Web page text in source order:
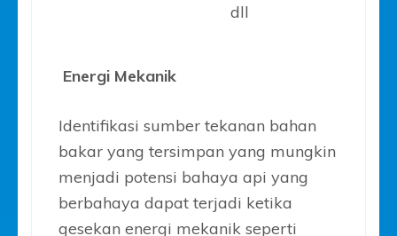
dll
Energi Mekanik
Identifikasi sumber tekanan bahan
bakar yang tersimpan yang mungkin
menjadi potensi bahaya api yang
berbahaya dapat terjadi ketika
gesekan energi mekanik seperti